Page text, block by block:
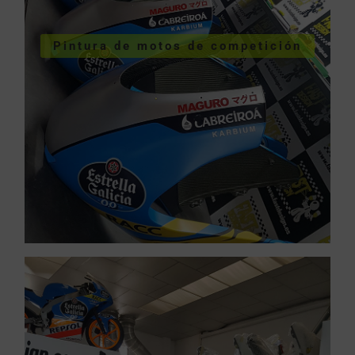
Pintura de motos de competición
Pintura de motos de
competición
VER PINTURA MOTOS
COMPETICIÓN